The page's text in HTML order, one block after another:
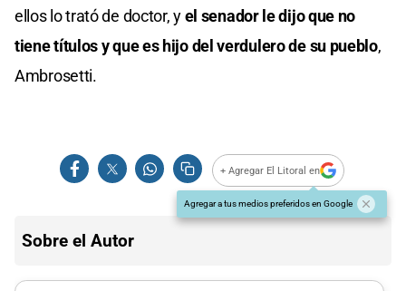
ellos lo trató de doctor, yel senador le dijo que no
tiene títulos y que es hijo del verdulero de su pueblo,
Ambrosetti.
+ Agregar El Litoral en
Agregar a tus medios preferidos en Google
Sobre el Autor